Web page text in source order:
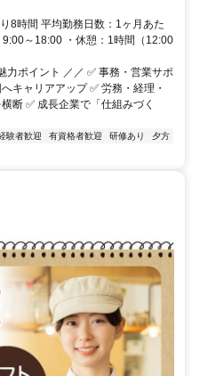
8時間 平均勤務日数：1ヶ月あた
～18:00 ・休憩：1時間（12:00
ポイント ／／ ✅ 事務・営業サポ
キャリアアップ ✅ 労務・経理・
断 ✅ 成長企業で「仕組みづく
験者歓迎 有資格者歓迎 研修あり
夕方